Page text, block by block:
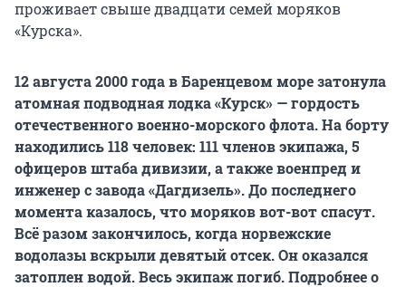
проживает свыше двадцати семей моряков
«Курска».
12 августа 2000 года в Баренцевом море затонула
атомная подводная лодка «Курск» — гордость
отечественного военно-морского флота. На борту
находились 118 человек: 111 членов экипажа, 5
офицеров штаба дивизии, а также военпред и
инженер с завода «Дагдизель». До последнего
момента казалось, что моряков вот-вот спасут.
Всё разом закончилось, когда норвежские
водолазы вскрыли девятый отсек. Он оказался
затоплен водой. Весь экипаж погиб. Подробнее о